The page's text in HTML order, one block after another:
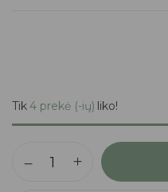
Tik4 prekė (-ių) liko!